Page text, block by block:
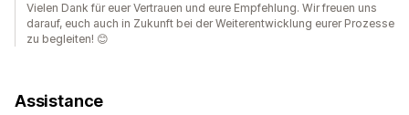
Vielen Dank für euer Vertrauen und eure Empfehlung. Wir freuen uns
darauf, euch auch in Zukunft bei der Weiterentwicklung eurer Prozesse
zu begleiten! 😊
Assistance